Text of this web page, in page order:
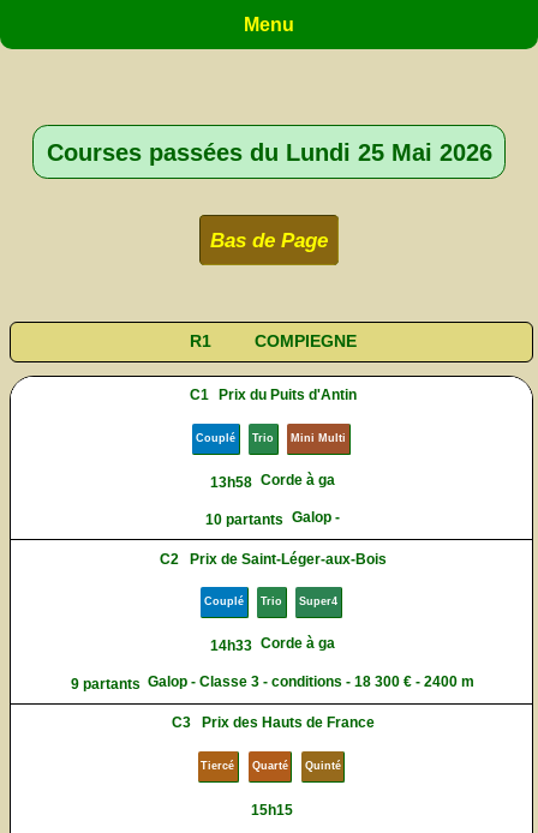
Menu
Courses passées du Lundi 25 Mai 2026
Bas de Page
R1 COMPIEGNE
C1 Prix du Puits d'Antin
Couplé Trio Mini Multi
13h58 Corde à ga
10 partants Galop -
C2 Prix de Saint-Léger-aux-Bois
Couplé Trio Super4
14h33 Corde à ga
9 partants Galop - Classe 3 - conditions - 18 300 € - 2400 m
C3 Prix des Hauts de France
Tiercé Quarté Quinté
15h15